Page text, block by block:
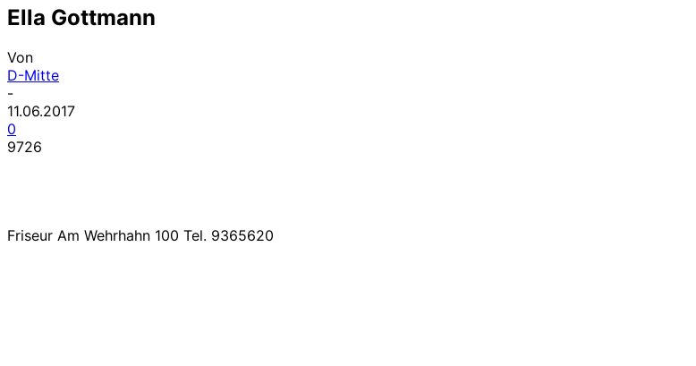
Ella Gottmann
Von
D-Mitte
-
11.06.2017
0
9726
Friseur Am Wehrhahn 100 Tel. 9365620